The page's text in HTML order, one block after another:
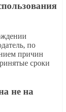
по
причин
сроки
не на